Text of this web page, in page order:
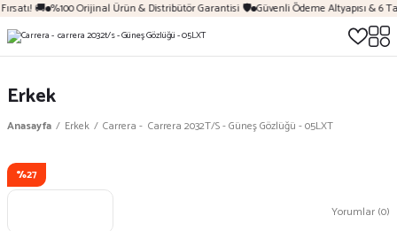
🚚 %100 Orijinal Ürün & Distribütör Garantisi 🛡️ Güvenli Ödeme Altyapısı & 6
Erkek
Anasayfa Erkek Carrera - Carrera 2032T/S - Güneş Gözlüğü - 05LXT
%27
Yorumlar (0)